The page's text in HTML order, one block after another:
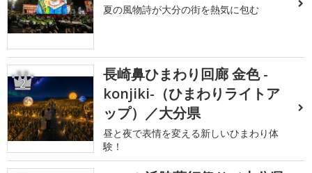
夏の風物詩が大分の街を熱気に包む
2
長崎鼻ひまわり回廊 金色 -
konjiki-（ひまわりライトア
ップ）／大分県
昼と夜で表情を変える新しいひまわり体
験！